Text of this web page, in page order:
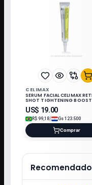
CELIMAX
SERUM FACIAL CELIMAX
SHOT TIGHTENING
FIRM 15ML 320812
US$ 19.00
R$ 99,18/ Gs 123.500
Comprar